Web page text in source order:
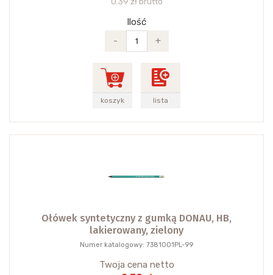
Ilość
-
+
koszyk lista
Ołówek syntetyczny z gumką DONAU, HB,
lakierowany, zielony
Numer katalogowy: 7381001PL-99
Twoja cena netto